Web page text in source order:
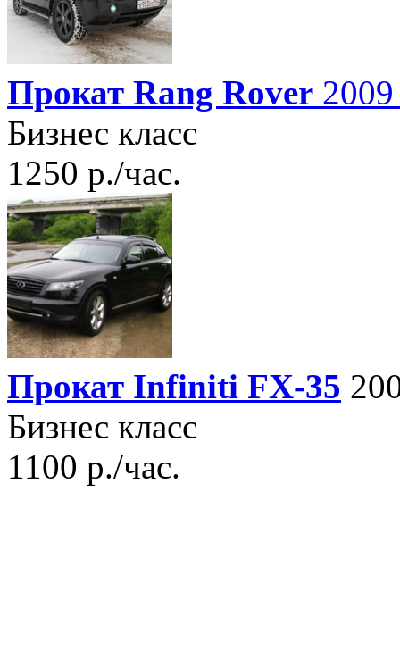
Прокат Rang Rover 2009
Бизнес класс
1250 р./час.
Прокат Infiniti FX-35
Бизнес класс
1100 р./час.